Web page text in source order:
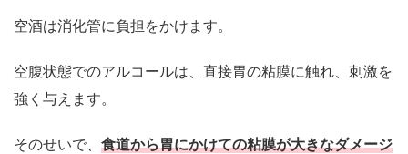
空酒は消化管に負担をかけます。
空腹状態でのアルコールは、直接胃の粘膜に触れ、刺激を
強く与えます。
そのせいで、 食道から胃にかけての粘膜が大きなダメージ